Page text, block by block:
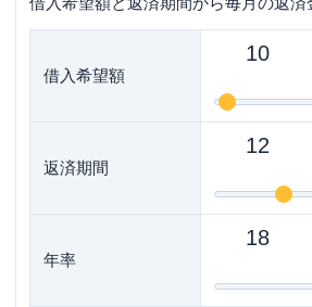
借入希望額
返済期間
年率